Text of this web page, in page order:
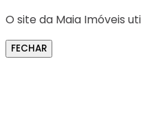
O site da Maia Imóveis
FECHAR